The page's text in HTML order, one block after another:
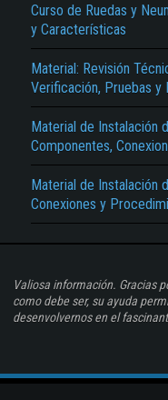
Curso de Ruedas y
y Características
Material: Revisión
Verificación, Pruebas y
Material de Instalación
Componentes,
Material de Instalación
Conexiones y
Valiosa información. Gracias
como debe ser, su ayuda
desenvolvernos en el